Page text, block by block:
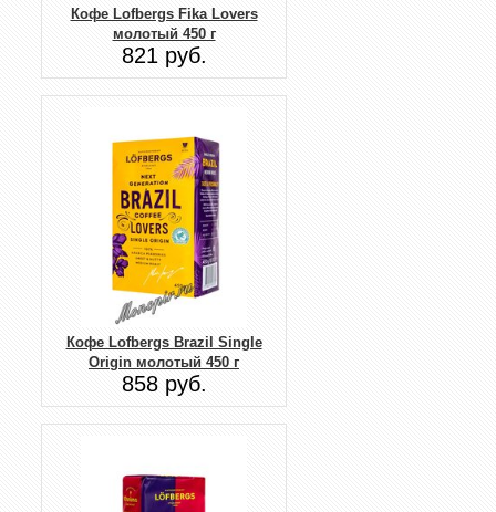
Кофе Lofbergs Fika Lovers
молотый 450 г
821 руб.
Кофе Lofbergs Brazil Single
Origin молотый 450 г
858 руб.